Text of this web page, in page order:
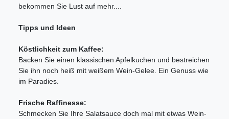
bekommen Sie Lust auf mehr....
Tipps und Ideen
Köstlichkeit zum Kaffee:
Backen Sie einen klassischen Apfelkuchen und bestreichen
Sie ihn noch heiß mit weißem Wein-Gelee. Ein Genuss wie
im Paradies.
Frische Raffinesse:
Schmecken Sie Ihre Salatsauce doch mal mit etwas Wein-